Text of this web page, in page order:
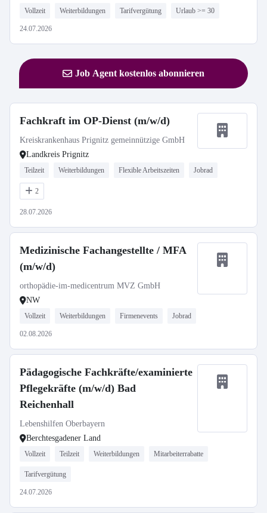
Vollzeit Weiterbildungen Tarifvergütung Urlaub >= 30
24.07.2026
Job Agent kostenlos abonnieren
Fachkraft im OP-Dienst (m/w/d)
Kreiskrankenhaus Prignitz gemeinnützige GmbH
Landkreis Prignitz
Teilzeit Weiterbildungen Flexible Arbeitszeiten Jobrad
2
28.07.2026
Medizinische Fachangestellte / MFA
(m/w/d)
orthopädie-im-medicentrum MVZ GmbH
NW
Vollzeit Weiterbildungen Firmenevents Jobrad
02.08.2026
Pädagogische Fachkräfte/examinierte
Pflegekräfte (m/w/d) Bad
Reichenhall
Lebenshilfen Oberbayern
Berchtesgadener Land
Vollzeit Teilzeit Weiterbildungen Mitarbeiterrabatte
Tarifvergütung
24.07.2026